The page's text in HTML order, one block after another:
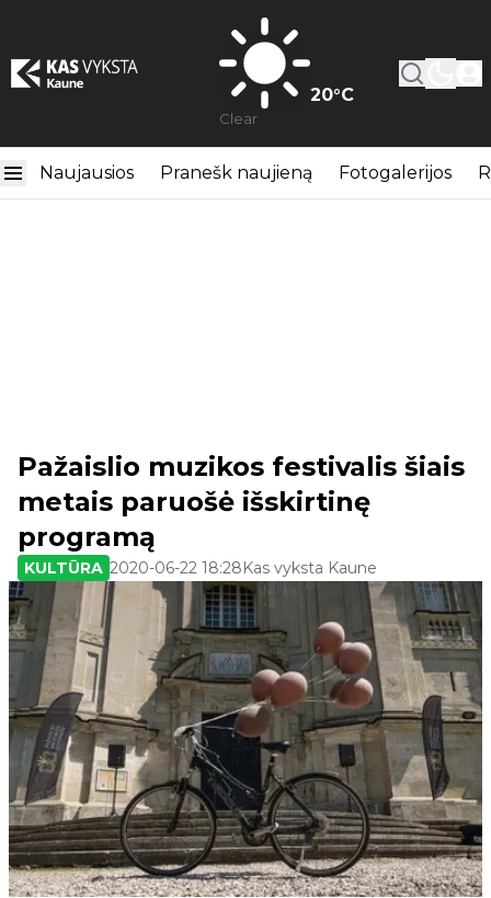
20°C
Clear
Naujausios Pranešk naujieną Fotogalerijos
Pažaislio muzikos festivalis šiais
metais paruošė išskirtinę
programą
KULTŪRA 2020-06-22 18:28Kas vyksta Kaune